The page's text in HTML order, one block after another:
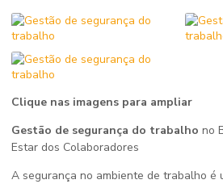
Clique nas imagens para ampliar
Gestão de segurança do trabalho no
Estar dos Colaboradores
A segurança no ambiente de trabalho é